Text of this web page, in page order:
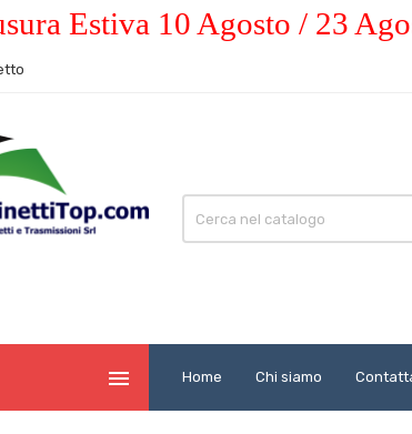
Estiva 10 Agosto / 23
 Home Chi siamo